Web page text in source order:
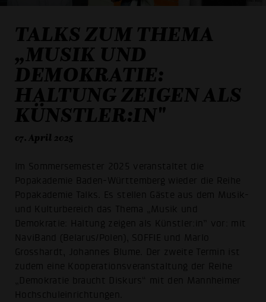
TALKS ZUM THEMA
„MUSIK UND
DEMOKRATIE:
HALTUNG ZEIGEN ALS
KÜNSTLER:IN"
07. April 2025
Im Sommersemester 2025 veranstaltet die
Popakademie Baden-Württemberg wieder die Reihe
Popakademie Talks. Es stellen Gäste aus dem Musik-
und Kulturbereich das Thema „Musik und
Demokratie: Haltung zeigen als Künstler:in” vor: mit
NaviBand (Belarus/Polen), SOFFIE und Marlo
Grosshardt, Johannes Blume. Der zweite Termin ist
zudem eine Kooperationsveranstaltung der Reihe
„Demokratie braucht Diskurs“ mit den Mannheimer
Hochschuleinrichtungen.